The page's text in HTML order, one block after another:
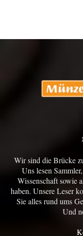
Wir sind die Brücke
Uns lesen
Wissenschaft sowie
haben. Unsere Leser
Sie alles rund ums
Und